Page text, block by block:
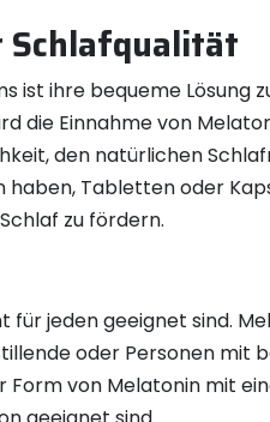
Schlafqualität
ist ihre bequeme Lösung
die Einnahme von
den natürlichen
Tabletten oder
zu fördern.
jeden geeignet sind.
oder Personen
von Melatonin mit